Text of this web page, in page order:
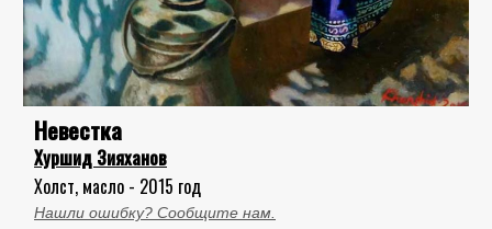
Невестка
Хуршид Зияханов
Холст, масло - 2015 год
Нашли ошибку? Сообщите нам.